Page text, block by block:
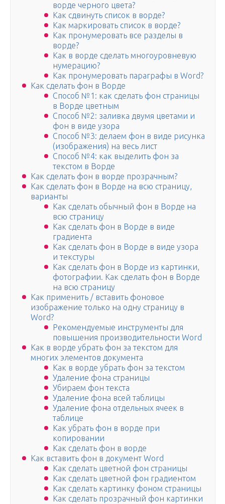
ворде черного цвета?
Как сдвинуть список в ворде?
Как маркировать список в ворде?
Как пронумеровать все разделы в
ворде?
Как в ворде сделать многоуровневую
нумерацию?
Как пронумеровать параграфы в Word?
Как сделать фон в Ворде
Способ №1: как сделать фон страницы
в Ворде цветным
Способ №2: заливка двумя цветами и
фон в виде узора
Способ №3: делаем фон в виде рисунка
(изображения) на весь лист
Способ №4: как выделить фон за
текстом в Ворде
Как сделать фон в ворде прозрачным?
Как сделать фон в Ворде на всю страницу,
варианты
Как сделать обычный фон в Ворде на
всю страницу
Как сделать фон в Ворде в виде
градиента
Как сделать фон в Ворде в виде узора
и текстуры
Как сделать фон в Ворде из картинки,
фотографии. Как сделать фон в Ворде
на всю страницу
Как применить / вставить фоновое
изображение только на одну страницу в
Word?
Рекомендуемые инструменты для
повышения производительности Word
Как в ворде убрать фон за текстом для
многих элементов документа
Как в ворде убрать фон за текстом
Удаление фона страницы
Убираем фон текста
Удаление фона всей таблицы
Удаление фона отдельных ячеек в
таблице
Как убрать фон в ворде при
копировании
Как сделать фон в ворде
Как вставить фон в документ Word
Как сделать цветной фон страницы
Как сделать цветной фон градиентом
Как сделать картинку фоном страницы
Как сделать прозрачный фон картинки